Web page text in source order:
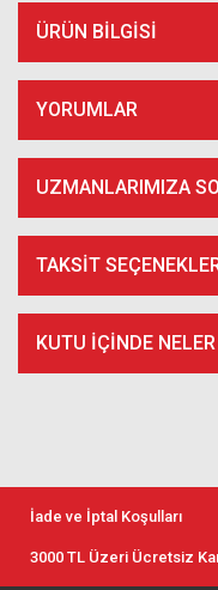
ÜRÜN BILGISI
YORUMLAR
UZMANLARIMIZA
TAKSIT
KUTU İÇİNDE NELER
İade ve İptal Koşulları
3000 TL Üzeri Ücretsiz